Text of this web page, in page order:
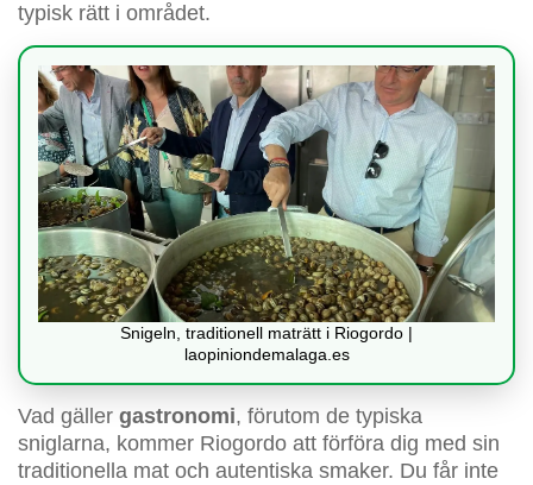
typisk rätt i området.
Snigeln, traditionell maträtt i Riogordo |
laopiniondemalaga.es
Vad gäller gastronomi, förutom de typiska
sniglarna, kommer Riogordo att förföra dig med sin
traditionella mat och autentiska smaker. Du får inte